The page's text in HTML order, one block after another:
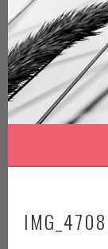
Springe
zum
Inhalt
IMG_4708